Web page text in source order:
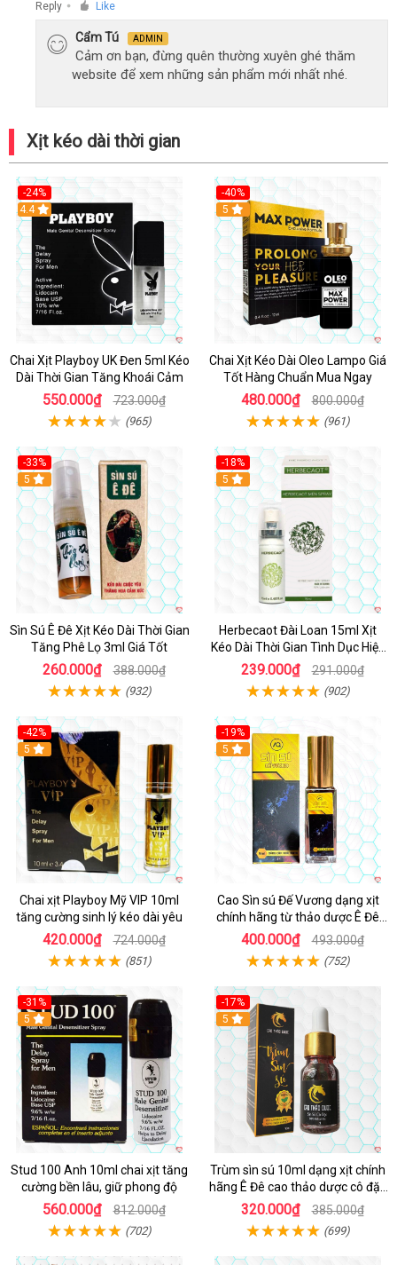
Reply ● Like
Cẩm Tú ADMIN
Cảm ơn bạn, đừng quên thường xuyên ghé thăm
website để xem những sản phẩm mới nhất nhé.
Xịt kéo dài thời gian
-24%
Hot
4.4
Chai Xịt Playboy UK Đen 5ml Kéo
Dài Thời Gian Tăng Khoái Cảm
550.000₫ 723.000₫
(965)
-40%
5
Chai Xịt Kéo Dài Oleo Lampo Giá
Tốt Hàng Chuẩn Mua Ngay
480.000₫ 800.000₫
(961)
-33%
5
Sìn Sú Ê Đê Xịt Kéo Dài Thời Gian
Tăng Phê Lọ 3ml Giá Tốt
260.000₫ 388.000₫
(932)
-18%
5
Herbecaot Đài Loan 15ml Xịt
Kéo Dài Thời Gian Tình Dục Hiệu
Quả
239.000₫ 291.000₫
(902)
-42%
5
Chai xịt Playboy Mỹ VIP 10ml
tăng cường sinh lý kéo dài yêu
420.000₫ 724.000₫
(851)
-19%
5
Cao Sìn sú Đế Vương dạng xịt
chính hãng từ thảo dược Ê Đê
Việt Nam
400.000₫ 493.000₫
(752)
-31%
5
Stud 100 Anh 10ml chai xịt tăng
cường bền lâu, giữ phong độ
560.000₫ 812.000₫
(702)
-17%
5
Trùm sìn sú 10ml dạng xịt chính
hãng Ê Đê cao thảo dược cô đặc
hiệu quả nhất
320.000₫ 385.000₫
(699)